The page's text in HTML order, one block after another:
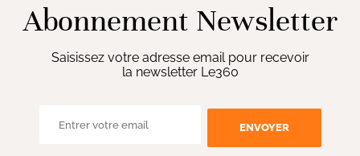
Abonnement Newsletter
Saisissez votre adresse email pour recevoir
la newsletter Le360
ENVOYER